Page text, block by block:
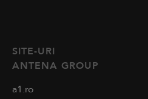
SITE-URI
ANTENA GROUP
a1.ro